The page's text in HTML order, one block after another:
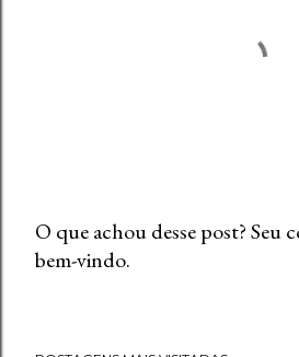
P
O que achou desse post? Seu
bem-vindo.